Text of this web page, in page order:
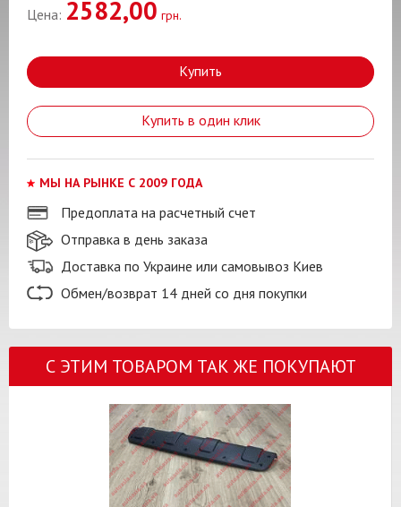
Цена: 2582,00 грн.
Купить
Купить в один клик
МЫ НА РЫНКЕ С 2009 ГОДА
Предоплата на расчетный счет
Отправка в день заказа
Доставка по Украине или самовывоз Киев
Обмен/возврат 14 дней со дня покупки
С ЭТИМ ТОВАРОМ ТАК ЖЕ ПОКУПАЮТ